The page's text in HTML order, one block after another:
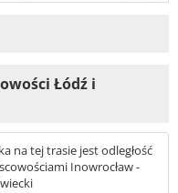
Łódź i
na tej trasie jest odległość
Inowrocław -